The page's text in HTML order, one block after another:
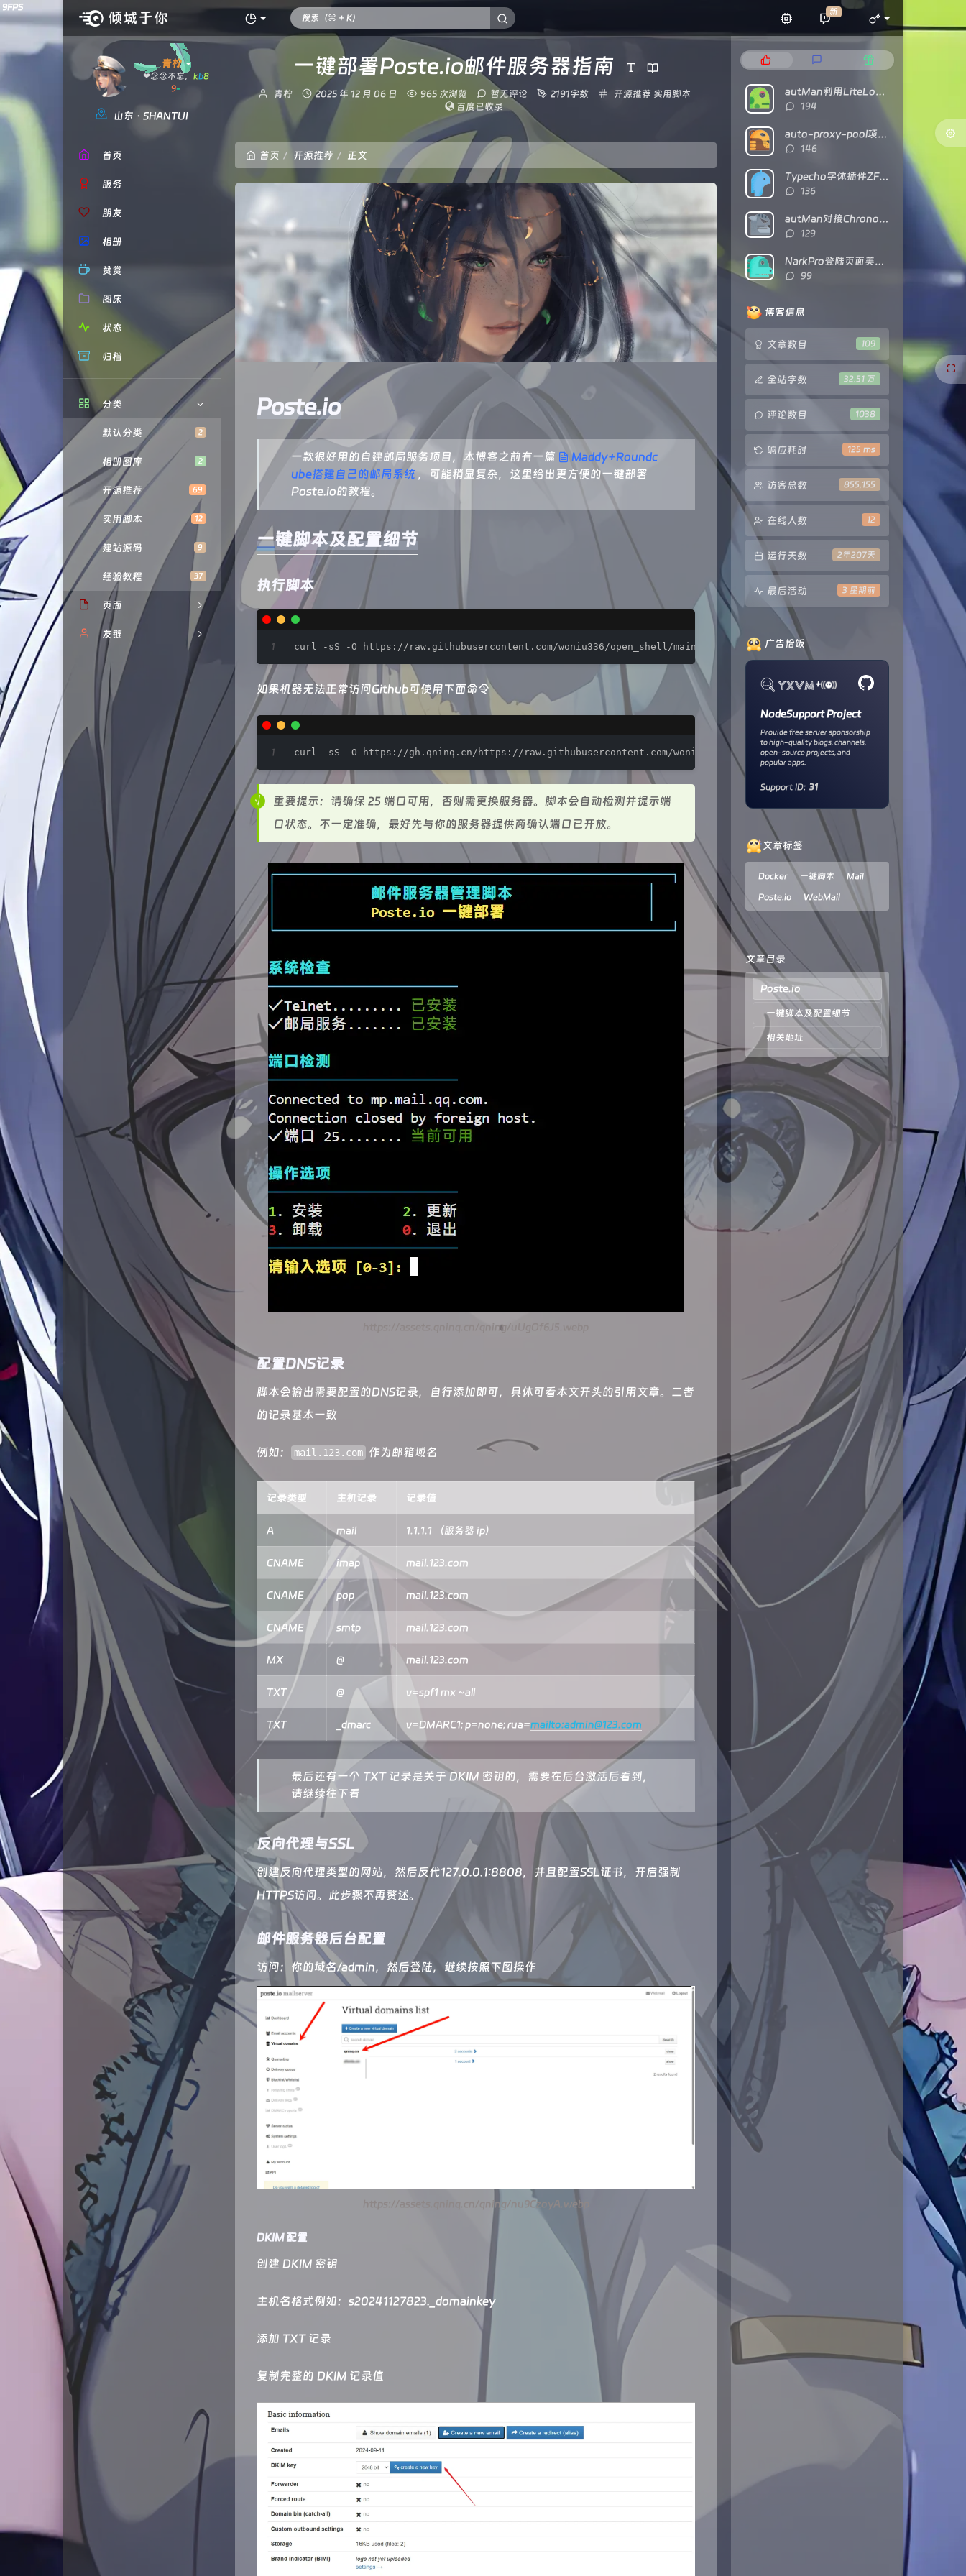
新
青柠
❤念念不忘，必有
xX
山东 · SHANTUI
首页
服务
朋友
相册
赞赏
图床
状态
归档
分类
2
默认分类
2
相册图库
69
开源推荐
12
实用脚本
9
建站源码
37
经验教程
页面
赞赏
状态
服务
友链
说说
友链
RuiBlog
六月墨语
韩小韩博客
RhoPaperの小站
LINUX DO
qiaoqiao's blog
WJQSERVER博客
懋和道人
六月是只猫
钧言极客
拾光博客
Forever
良生网
浪海导航
伞菌の博客
云云星羽
一键部署Poste.io邮件服务器指南
博
青柠
发
2025 年 12 月 06 日 965 次浏览 暂无评论 2191字数
分
开源推荐 实用脚本
百度已收录
首页 开源推荐 正文
Poste.io
一款很好用的自建邮局服务项目，本博客之前有一篇
Maddy+Roundc
ube搭建自己的邮局系统 ，可能稍显复杂，这里给出更方便的一键部署
Poste.io的教程。
一键脚本及配置细节
执行脚本
curl -sS -O https://raw.githubusercontent.com/woniu336/open_shell/main/poste_io.sh && chmod +x poste_io.sh && ./
如果机器无法正常访问Github可使用下面命令
curl -sS -O https://gh.qninq.cn/https://raw.githubusercontent.com/woniu336/open_shell/main/poste_io.sh &&
重要提示：请确保 25 端口可用，否则需更换服务器。脚本会自动检测并提示端
口状态。不一定准确，最好先与你的服务器提供商确认端口已开放。
https://assets.qninq.cn/qning/uUgOf6J5.webp
配置DNS记录
脚本会输出需要配置的DNS记录，自行添加即可，具体可看本文开头的引用文章。二者
的记录基本一致
例如： mail.123.com 作为邮箱域名
记录类型 主机记录 记录值
A mail 1.1.1.1 （服务器 ip）
CNAME imap mail.123.com
CNAME pop mail.123.com
CNAME smtp mail.123.com
MX @ mail.123.com
TXT @ v=spf1 mx ~all
TXT _dmarc v=DMARC1; p=none; rua=mailto:admin@123.com
最后还有一个 TXT 记录是关于 DKIM 密钥的，需要在后台激活后看到，
请继续往下看
反向代理与SSL
创建反向代理类型的网站，然后反代127.0.0.1:8808，并且配置SSL证书，开启强制
HTTPS访问。此步骤不再赘述。
邮件服务器后台配置
访问：你的域名/admin，然后登陆，继续按照下图操作
https://assets.qninq.cn/qning/nu9CzoyA.webp
DKIM 配置
创建 DKIM 密钥
主机名格式例如：s20241127823._domainkey
添加 TXT 记录
复制完整的 DKIM 记录值
门
文
新
评
随
机
文autMan利用LiteLoaderQQNT对接NTQQ
评
数：
194
auto-proxy-pool项目部署及食用教程
评
数：
146
Typecho字体插件ZFonts已开源
评
数：
136
autMan对接Chronocat（基于TRSS）的经验分享
评
数：
129
NarkPro登陆页面美化代码
评
99
博客信息
109
文章数目
32.51 万
全站字数
1038
评论数目
125 ms
响应耗时
855,155
访客总数
12
在线人数
2年207天
运行天数
3 星期前
最后活动
广告恰饭
+
NodeSupport Project
Provide free server sponsorship
to high-quality blogs, channels,
open-source projects, and
popular apps.
Support ID: 31
文章标签
Docker 一键脚本 Mail
Poste.io WebMail
文章目录
Poste.io
一键脚本及配置细节
相关地址